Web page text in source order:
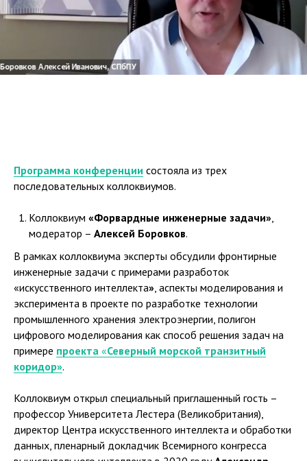
Программа конференции состояла из трех
последовательных коллоквиумов.
Коллоквиум «Форвардные инженерные задачи»,
модератор – Алексей Боровков.
В рамках коллоквиума эксперты обсудили фронтирные
инженерные задачи с примерами разработок
«искусственного интеллекта», аспекты моделирования и
эксперимента в проекте по разработке технологии
промышленного хранения электроэнергии, полигон
цифрового моделирования как способ решения задач на
примере проекта «Северный морской транзитный
коридор».
Коллоквиум открыл специальный приглашенный гость –
профессор Университета Лестера (Великобритания),
директор Центра искусственного интеллекта и обработки
данных, пленарный докладчик Всемирного конгресса